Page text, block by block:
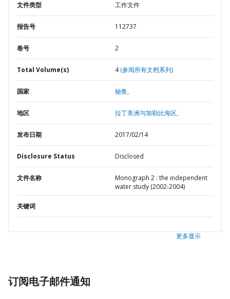
文件类型 工作文件
报告号 112737
卷号 2
Total Volume(s) 4(参阅所有文档系列)
国家 秘鲁,
地区 拉丁美洲与加勒比海区,
发布日期 2017/02/14
Disclosure Status Disclosed
文件名称
Monograph 2 : the independent
water study (2002-2004)
关键词
更多显示
订阅电子邮件通知